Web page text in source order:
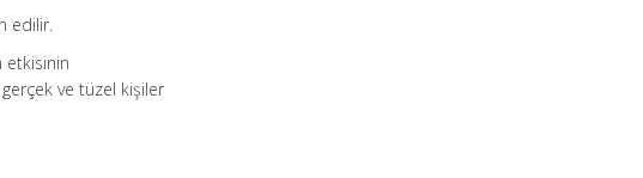
edilir.
etkisinin
ve tüzel kişiler